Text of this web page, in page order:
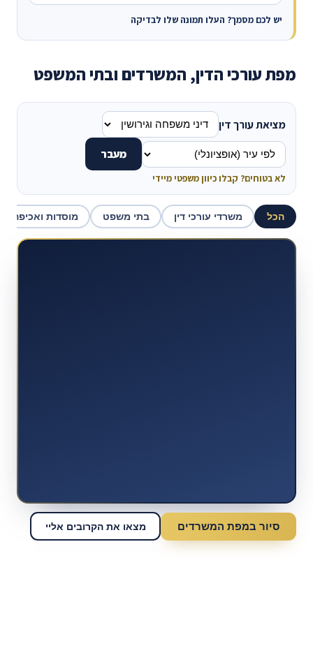
יש לכם מסמך? העלו תמונה שלו לבדיקה
מפת עורכי הדין, המשרדים ובתי המשפט
מציאת עורך דין
מעבר
לא בטוחים? קבלו כיוון משפטי מיידי
הכל משרדי עורכי דין בתי משפט מוסדות ואכיפה
סיור במפת המשרדים מצאו את הקרובים אליי